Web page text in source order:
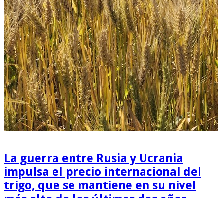
La guerra entre Rusia y Ucrania
impulsa el precio internacional del
trigo, que se mantiene en su nivel